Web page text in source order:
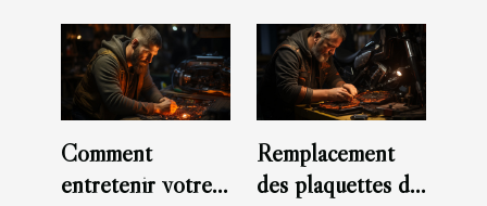
Comment
entretenir votre
Remplacement
des plaquettes de